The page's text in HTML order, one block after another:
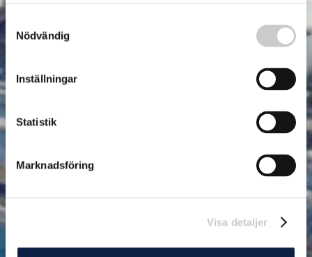
Samtyckesval
Nödvändig
Inställningar
Statistik
Marknadsföring
Visa detaljer